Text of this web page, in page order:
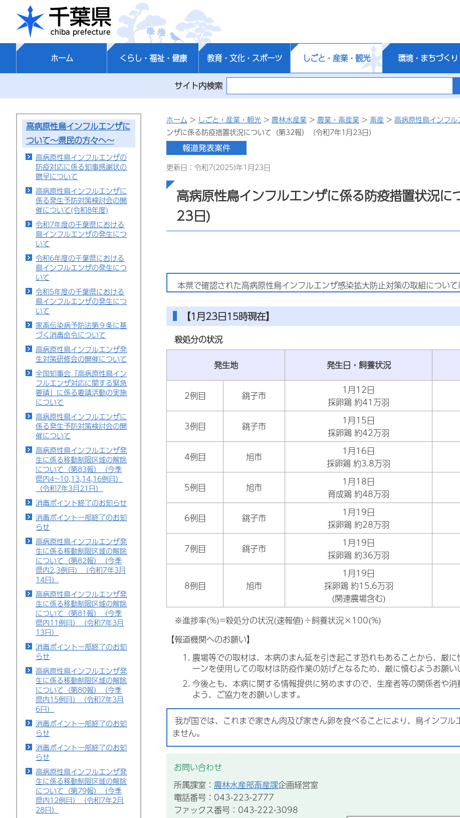
千葉県
ホーム くらし・福祉・健康 教育・文化・スポーツ しごと・産業・観光 環境・まちづくり
サイト内検索
高病原性鳥インフルエンザに
ついて～県民の方々へ～
高病原性鳥インフルエンザの
防疫対応に係る知事感謝状の
贈呈について
高病原性鳥インフルエンザに
係る発生予防対策検討会の開
催について(令和8年度)
令和7年度の千葉県における
鳥インフルエンザの発生につ
いて
令和6年度の千葉県における
鳥インフルエンザの発生につ
いて
令和5年度の千葉県における
鳥インフルエンザの発生につ
いて
家畜伝染病予防法第９条に基
づく消毒命令について
高病原性鳥インフルエンザ発
生対策研修会の開催について
全国知事会「高病原性鳥イン
フルエンザ対応に関する緊急
要請」に係る要請活動の実施
について
高病原性鳥インフルエンザに
係る発生予防対策検討会の開
催について
高病原性鳥インフルエンザ発
生に係る移動制限区域の解除
について（第83報）（今季
県内4~10,13,14,16例目）
（令和7年3月21日）
消毒ポイント終了のお知らせ
消毒ポイント一部終了のお知
らせ
高病原性鳥インフルエンザ発
生に係る移動制限区域の解除
について（第82報）（今季
県内2,3例目）（令和7年3月
14日）
高病原性鳥インフルエンザ発
生に係る移動制限区域の解除
について（第81報）（今季
県内11例目）（令和7年3月
13日）
消毒ポイント一部終了のお知
らせ
高病原性鳥インフルエンザ発
生に係る移動制限区域の解除
について（第80報）（今季
県内15例目）（令和7年3月
6日）
消毒ポイント一部終了のお知
らせ
消毒ポイント一部終了のお知
らせ
高病原性鳥インフルエンザ発
生に係る移動制限区域の解除
について（第79報）（今季
県内12例目）（令和7年2月
28日）
ホーム > しごと・産業・観光 > 農林水産業 > 農業・畜産業 > 畜産 > 高病原性鳥インフ
ンザに係る防疫措置状況について（第32報）（令和7年1月23日)
更新日：令和7(2025)年1月23日
高病原性鳥インフルエンザに係る防疫措置状況
23日)
本県で確認された高病原性鳥インフルエンザ感染拡大防止対策の取組について
【1月23日15時現在】
殺処分の状況
発生地 発生日・飼養状況
2例目 銚子市
1月12日
採卵鶏 約41万羽
3例目 銚子市
1月15日
採卵鶏 約42万羽
4例目 旭市
1月16日
採卵鶏 約3.8万羽
5例目 旭市
1月18日
育成鶏 約48万羽
6例目 銚子市
1月19日
採卵鶏 約28万羽
7例目 銚子市
1月19日
採卵鶏 約36万羽
8例目 旭市
1月19日
採卵鶏 約15.6万羽
(関連農場含む)
※進捗率(%)=殺処分の状況(速報値)÷飼養状況×100(%)
【報道機関へのお願い】
農場等での取材は、本病のまん延を引き起こす恐れもあることから、厳
ーンを使用しての取材は防疫作業の妨げとなるため、厳に慎むようお願い
今後とも、本病に関する情報提供に努めますので、生産者等の関係者や
よう、ご協力をお願いします。
我が国では、これまで家きん肉及び家きん卵を食べることにより、鳥インフ
ません。
お問い合わせ
所属課室： 農林水産部畜産課企画経営室
電話番号：043-223-2777
ファックス番号：043-222-3098